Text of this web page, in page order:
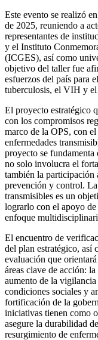
Este evento se realizó
de 2025, reuniendo a
representantes de
y el Instituto
(ICGES), así como
objetivo del taller fue
esfuerzos del país para
tuberculosis, el VIH y el
El proyecto estratégico
con los compromisos
marco de la OPS, con
enfermedades
proyecto se
no solo involucra el
también la participación
prevención y control.
transmisibles es un
lograrlo con el apoyo
enfoque
El encuentro de
del plan estratégico, así
evaluación que
áreas clave de acción:
aumento de la
condiciones sociales y
fortificación de la
iniciativas tienen como
asegure la durabilidad
resurgimiento de